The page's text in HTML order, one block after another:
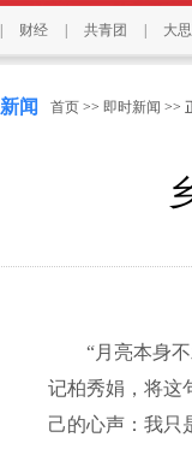
财经 共青团 大
新闻 首页 >> 即时新闻 >>
“月亮本身不
记柏秀娟，将这
己的心声：我只